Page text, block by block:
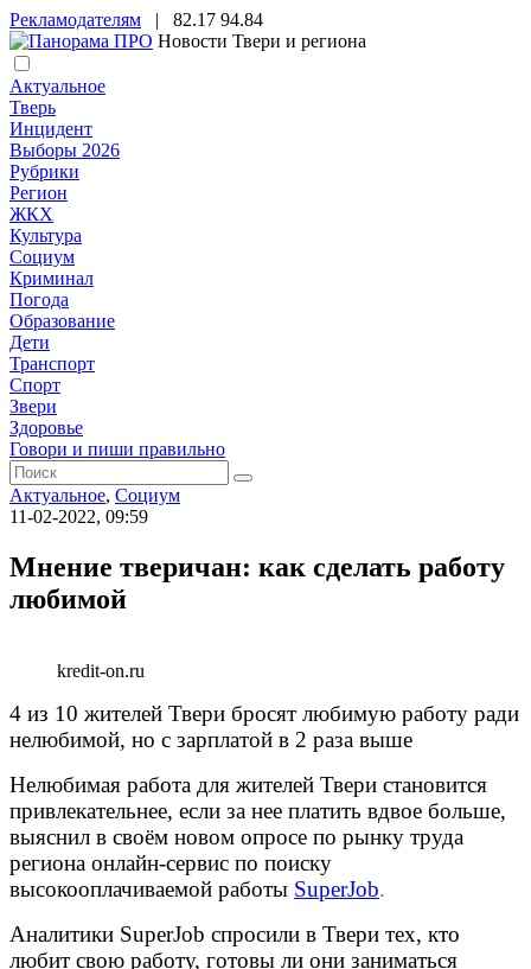
Рекламодателям | 82.17 94.84
Новости Твери и региона
Актуальное
Тверь
Инцидент
Выборы 2026
Рубрики
Регион
ЖКХ
Культура
Социум
Криминал
Погода
Образование
Дети
Транспорт
Спорт
Звери
Здоровье
Говори и пиши правильно
Актуальное, Социум
11-02-2022, 09:59
Мнение тверичан: как сделать работу
любимой
kredit-on.ru
4 из 10 жителей Твери бросят любимую работу ради
нелюбимой, но с зарплатой в 2 раза выше
Нелюбимая работа для жителей Твери становится
привлекательнее, если за нее платить вдвое больше,
выяснил в своём новом опросе по рынку труда
региона онлайн-сервис по поиску
высокооплачиваемой работы SuperJob.
Аналитики SuperJob спросили в Твери тех, кто
любит свою работу, готовы ли они заниматься